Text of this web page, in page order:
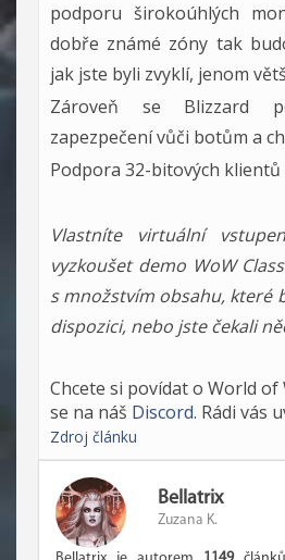
podporu širokoúhlých
dobře známé zóny tak
jak jste byli zvyklí, jenom
Zároveň se Blizzard
zapezpečení vůči botům a
Podpora 32-bitových
Vlastníte virtuální
vyzkoušet demo WoW
s množstvím obsahu, které
dispozici, nebo jste čekali
Chcete si povídat o World
se na náš Discord. Rádi vás
Zdroj článku
Bellatrix
Zuzana K.